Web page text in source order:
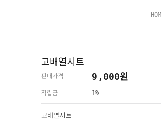
고배열시트
판매가격 9,000원
적립금 1%
고배열시트